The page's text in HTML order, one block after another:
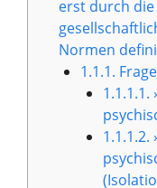
erst durch
Normen
1.1.1.
1.1.1.1.
1.1.1.2.